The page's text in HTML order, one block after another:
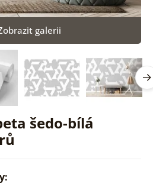
šedo-bílá
galerii